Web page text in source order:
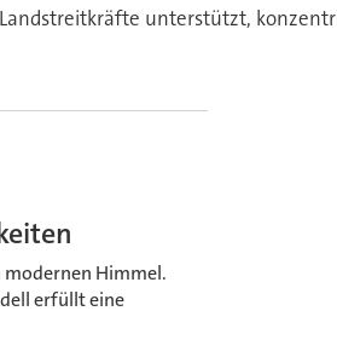
unterstützt,
modernen Himmel.
erfüllt eine